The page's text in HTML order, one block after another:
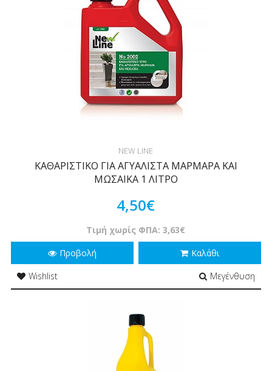
NEW LINE
ΚΑΘΑΡΙΣΤΙΚΟ ΓΙΑ ΑΓΥΑΛΙΣΤΑ ΜΑΡΜΑΡΑ ΚΑΙ
ΜΩΣΑΙΚΑ 1 ΛΙΤΡΟ
4,50€
Τιμή χωρίς ΦΠΑ: 3,63€
Προβολή
Καλάθι
Wishlist
Μεγένθυση